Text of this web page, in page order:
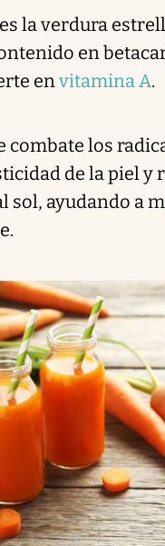
la verdura
en
envitamina A.
combate los
de la piel y
sol, ayudando a